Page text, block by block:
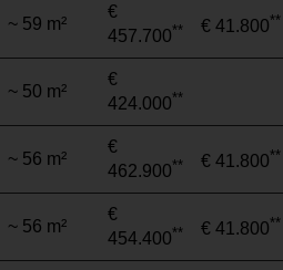
~ 59 m²
€
457.700** € 41.800**
~ 50 m²
€
424.000**
~ 56 m²
€
462.900** € 41.800**
~ 56 m²
€
454.400** € 41.800**